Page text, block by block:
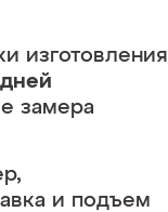
изготовления
замера
и подъем